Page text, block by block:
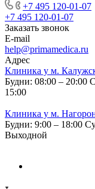
+7 495 120-01-07
+7 495 120-01-07
Заказать звонок
E-mail
help@primamedica.ru
Адрес
Клиника у м.
Будни: 08:00 – 20:00
15:00
Клиника у м.
Будни: 9:00 – 18:00
Выходной